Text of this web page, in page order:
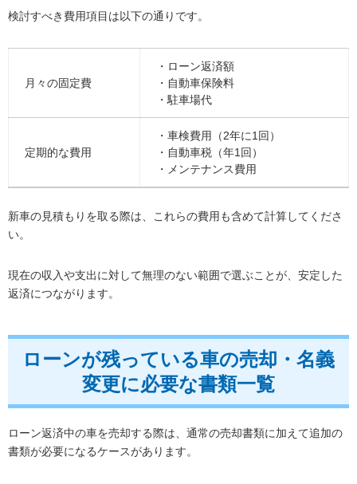
検討すべき費用項目は以下の通りです。
月々の固定費
・ローン返済額
・自動車保険料
・駐車場代
定期的な費用
・車検費用（2年に1回）
・自動車税（年1回）
・メンテナンス費用
新車の見積もりを取る際は、これらの費用も含めて計算してくださ
い。
現在の収入や支出に対して無理のない範囲で選ぶことが、安定した
返済につながります。
ローンが残っている車の売却・名義
変更に必要な書類一覧
ローン返済中の車を売却する際は、通常の売却書類に加えて追加の
書類が必要になるケースがあります。